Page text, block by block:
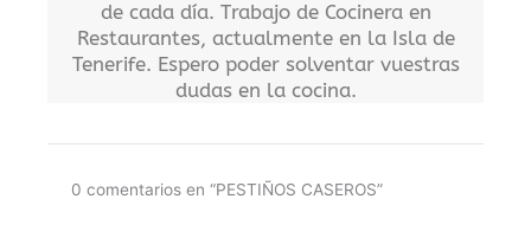
de cada día. Trabajo de Cocinera en
Restaurantes, actualmente en la Isla de
Tenerife. Espero poder solventar vuestras
dudas en la cocina.
0 comentarios en “PESTIÑOS CASEROS”